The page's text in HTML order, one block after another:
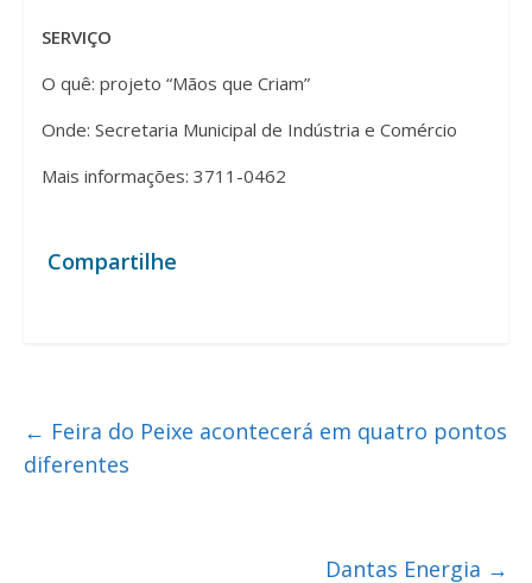
SERVIÇO
O quê: projeto “Mãos que Criam”
Onde: Secretaria Municipal de Indústria e Comércio
Mais informações: 3711-0462
Compartilhe
← Feira do Peixe acontecerá em quatro pontos
diferentes
Dantas Energia →